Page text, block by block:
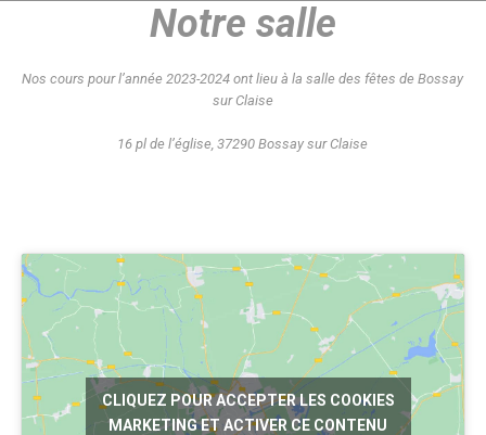
Notre salle
Nos cours pour l’année 2023-2024 ont lieu à la salle des fêtes de Bossay
sur Claise
16 pl de l’église, 37290 Bossay sur Claise
CLIQUEZ POUR ACCEPTER LES COOKIES
MARKETING ET ACTIVER CE CONTENU